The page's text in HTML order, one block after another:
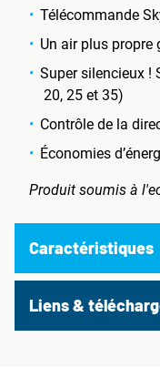
Télécommande
Un air plus propre
Super silencieux !
20, 25 et 35)
Contrôle de la
Économies
Produit soumis à
Caractéristiques
Liens &